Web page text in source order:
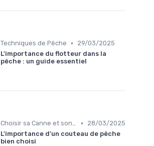
Techniques de Pêche •
29/03/2025
L'importance du flotteur dans la
pêche : un guide essentiel
Choisir sa Canne et son Équipement •
28/03/2025
L'importance d'un couteau de pêche
bien choisi